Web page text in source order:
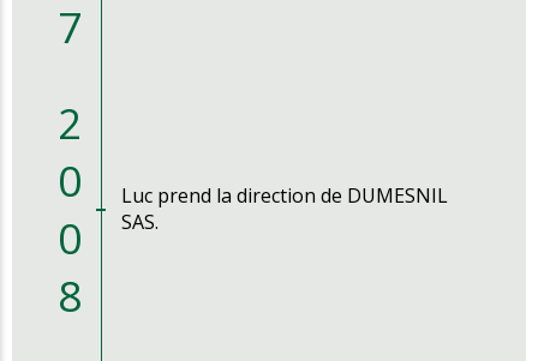
7
2
0
0
8
Luc prend la direction de DUMESNIL
SAS.